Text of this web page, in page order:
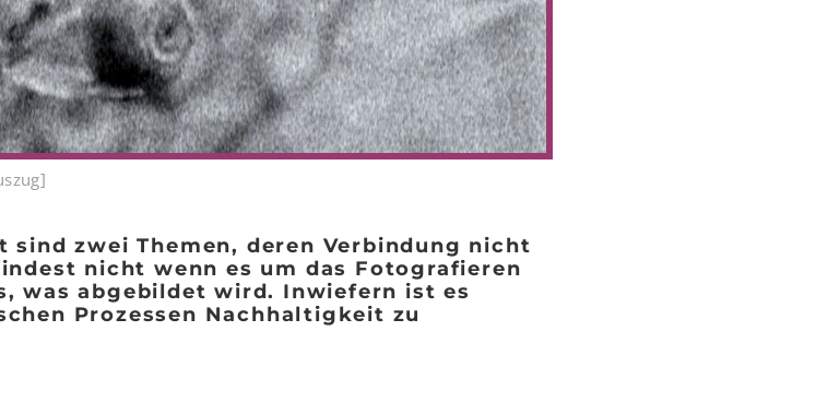
zwei Themen, deren Verbindung nicht
nicht wenn es um das Fotografieren
was abgebildet wird. Inwiefern ist es
Prozessen Nachhaltigkeit zu